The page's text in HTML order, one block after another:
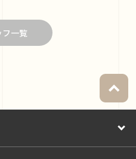
フ一覧